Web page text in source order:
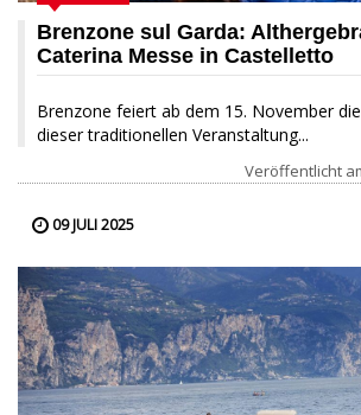
Brenzone sul Garda:
Caterina Messe in Castelletto
Brenzone feiert ab dem 15. November
dieser traditionellen Veranstaltung...
Veröffentlicht
09 JULI 2025